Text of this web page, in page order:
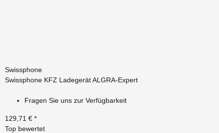
Swissphone
Swissphone KFZ Ladegerät ALGRA-Expert
Fragen Sie uns zur Verfügbarkeit
129,71 € *
Top bewertet